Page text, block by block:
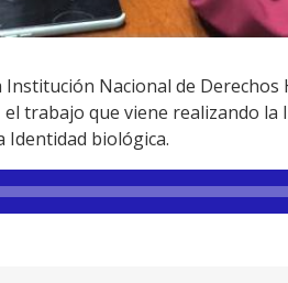
Institución Nacional de
trabajo que viene realizando
Identidad biológica.